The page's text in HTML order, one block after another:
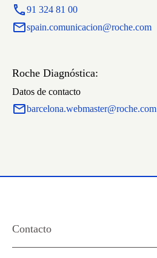
91 324 81 00
spain.comunicacion@roche.com
Roche Diagnóstica:
Datos de contacto
barcelona.webmaster@roche.com
Contacto